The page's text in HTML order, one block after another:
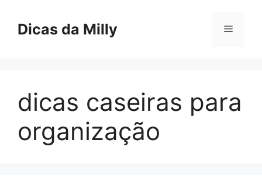
contentDicas da Milly Menu
dicas caseiras para
organização